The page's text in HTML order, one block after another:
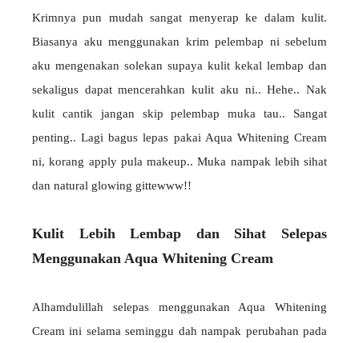
Krimnya pun mudah sangat menyerap ke dalam kulit.
Biasanya aku menggunakan krim pelembap ni sebelum
aku mengenakan solekan supaya kulit kekal lembap dan
sekaligus dapat mencerahkan kulit aku ni.. Hehe.. Nak
kulit cantik jangan skip pelembap muka tau.. Sangat
penting.. Lagi bagus lepas pakai Aqua Whitening Cream
ni, korang apply pula makeup.. Muka nampak lebih sihat
dan natural glowing gittewww!!
Kulit Lebih Lembap dan Sihat Selepas
Menggunakan Aqua Whitening Cream
Alhamdulillah selepas menggunakan Aqua Whitening
Cream ini selama seminggu dah nampak perubahan pada